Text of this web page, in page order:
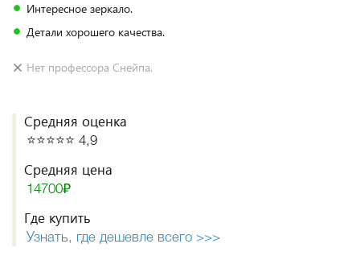
Интересное зеркало.
Детали хорошего качества.
Нет профессора Снейпа.
Средняя оценка
⭐️⭐️⭐️⭐️⭐️ 4,9
Средняя цена
14700₽
Где купить
Узнать, где дешевле всего >>>